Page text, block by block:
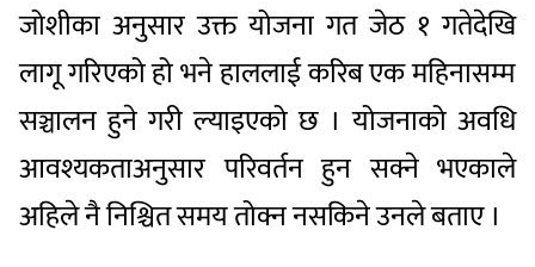
जोशीका अनुसार उक्त योजना गत जेठ १ गतेदेखि
लागू गरिएको हो भने हाललाई करिब एक महिनासम्म
सञ्चालन हुने गरी ल्याइएको छ । योजनाको अवधि
आवश्यकताअनुसार परिवर्तन हुन सक्ने भएकाले
अहिले नै निश्चित समय तोक्न नसकिने उनले बताए ।